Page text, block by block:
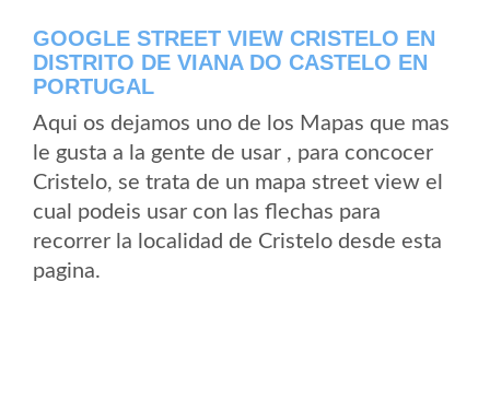
GOOGLE STREET VIEW CRISTELO EN
DISTRITO DE VIANA DO CASTELO EN
PORTUGAL
Aqui os dejamos uno de los Mapas que mas
le gusta a la gente de usar , para concocer
Cristelo, se trata de un mapa street view el
cual podeis usar con las flechas para
recorrer la localidad de Cristelo desde esta
pagina.